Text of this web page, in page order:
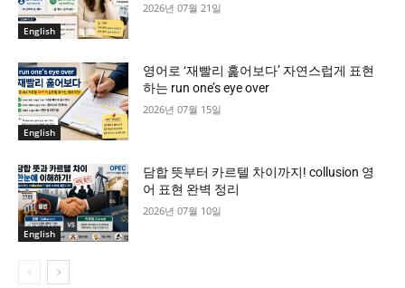
English
2026년 07월 21일
English
영어로 ‘재빨리 훑어보다’ 자연스럽게 표현
하는 run one’s eye over
2026년 07월 15일
English
담합 뜻부터 카르텔 차이까지! collusion 영
어 표현 완벽 정리
2026년 07월 10일